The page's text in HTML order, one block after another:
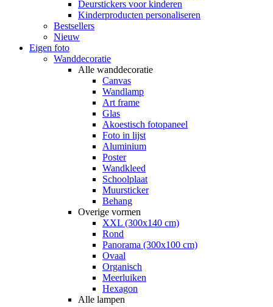
Deurstickers voor kinderen
Kinderproducten personaliseren
Bestsellers
Nieuw
Eigen foto
Wanddecoratie
Alle wanddecoratie
Canvas
Wandlamp
Art frame
Glas
Akoestisch fotopaneel
Foto in lijst
Aluminium
Poster
Wandkleed
Schoolplaat
Muursticker
Behang
Overige vormen
XXL (300x140 cm)
Rond
Panorama (300x100 cm)
Ovaal
Organisch
Meerluiken
Hexagon
Alle lampen